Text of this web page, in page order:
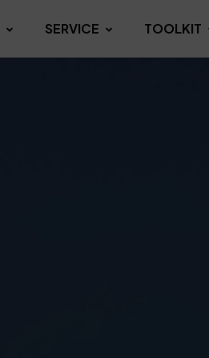
SERVICE TOOLKIT